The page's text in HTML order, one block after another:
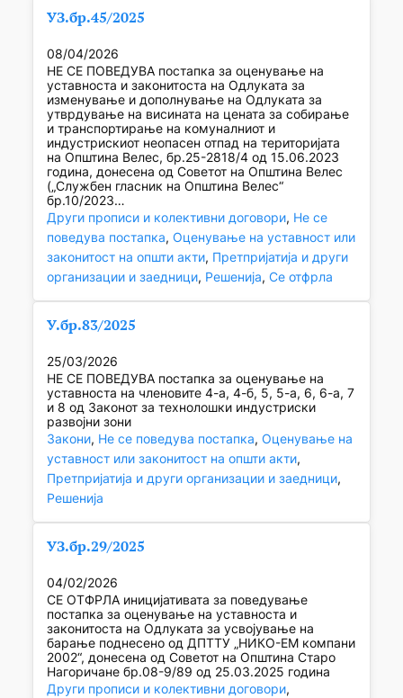
УЗ.бр.45/2025
08/04/2026
НЕ СЕ ПОВЕДУВА постапка за оценување на
уставноста и законитоста на Одлуката за
изменување и дополнување на Одлуката за
утврдување на висината на цената за собирање
и транспортирање на комуналниот и
индустрискиот неопасен отпад на територијата
на Општина Велес, бр.25-2818/4 од 15.06.2023
година, донесена од Советот на Општина Велес
(„Службен гласник на Општина Велес“
бр.10/2023…
Други прописи и колективни договори, Не се
поведува постапка, Оценување на уставност или
законитост на општи акти, Претпријатија и други
организации и заедници, Решенија, Се отфрла
У.бр.83/2025
25/03/2026
НЕ СЕ ПОВЕДУВА постапка за оценување на
уставноста на членовите 4-а, 4-б, 5, 5-а, 6, 6-а, 7
и 8 од Законот за технолошки индустриски
развојни зони
Закони, Не се поведува постапка, Оценување на
уставност или законитост на општи акти
Претпријатија и други организации и заедници
Решенија
УЗ.бр.29/2025
04/02/2026
СЕ ОТФРЛА иницијативата за поведување
постапка за оценување на уставноста и
законитоста на Одлуката за усвојување на
барање поднесено од ДПТТУ „НИКО-ЕМ компани
2002“, донесена од Советот на Општина Старо
Нагоричане бр.08-9/89 од 25.03.2025 година
Други прописи и колективни договори